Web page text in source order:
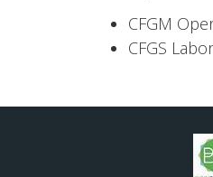
CFGM
CFGS